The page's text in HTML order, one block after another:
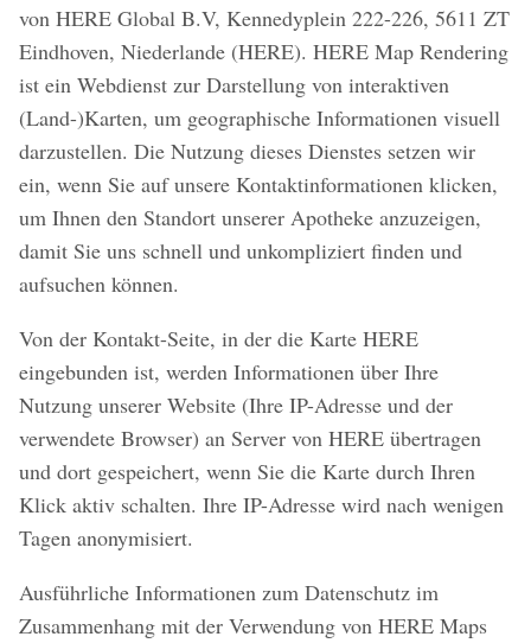
von HERE Global B.V, Kennedyplein 222-226, 5611 ZT
Eindhoven, Niederlande (HERE). HERE Map Rendering
ist ein Webdienst zur Darstellung von interaktiven
(Land-)Karten, um geographische Informationen visuell
darzustellen. Die Nutzung dieses Dienstes setzen wir
ein, wenn Sie auf unsere Kontaktinformationen klicken,
um Ihnen den Standort unserer Apotheke anzuzeigen,
damit Sie uns schnell und unkompliziert finden und
aufsuchen können.
Von der Kontakt-Seite, in der die Karte HERE
eingebunden ist, werden Informationen über Ihre
Nutzung unserer Website (Ihre IP-Adresse und der
verwendete Browser) an Server von HERE übertragen
und dort gespeichert, wenn Sie die Karte durch Ihren
Klick aktiv schalten. Ihre IP-Adresse wird nach wenigen
Tagen anonymisiert.
Ausführliche Informationen zum Datenschutz im
Zusammenhang mit der Verwendung von HERE Maps